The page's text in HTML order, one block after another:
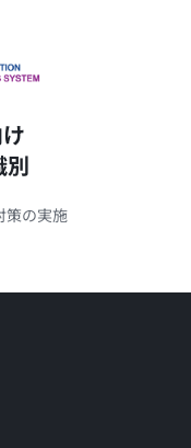
別
策の実施